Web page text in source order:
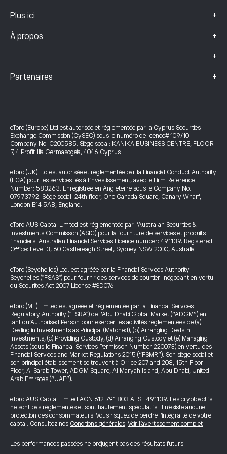
Plus ici +
À propos +
+
Partenaires +
eToro (Europe) Ltd est autorisée et réglementée par la Cyprus Securities
Exchange Commission (CySEC) sous le numéro de licence# 109/10.
Company No. C200585. Siège social: KANIKA BUSINESS CENTRE, FLOOR
7, 4 Profiti Ilia Germasogeia, 4046 Cyprus
eToro (UK) Ltd est autorisée et réglementée par la Financial Conduct Authority
(FCA) pour les services liés à l’investissement, avec le Firm Reference
Number: 583263. Enregistrée en Angleterre sous le Company No.
07973792. Siège social: 24th floor, One Canada Square, Canary Wharf,
London E14 5AB, England.
eToro AUS Capital Limited est réglementée par l’Australian Securities &
Investments Commission (ASIC) pour la fourniture de services et produits
financiers. Australian Financial Services Licence number: 491139. Registered
Office: Level 3, 60 Castlereagh Street, Sydney NSW 2000, Australia
eToro (Seychelles) Ltd. est agréée par la Financial Services Authority
Seychelles ("FSAS") pour fournir des services de courtier-négociant en vertu
du Securities Act 2007 License #SD076
eToro (ME) Limited est agréée et réglementée par la Financial Services
Regulatory Authority ("FSRA") de l’Abu Dhabi Global Market (“ADGM”) en
tant qu’Authorised Person pour exercer les activités réglementées de (a)
Dealing in Investments as Principal (Matched), (b) Arranging Deals in
Investments, (c) Providing Custody, (d) Arranging Custody et (e) Managing
Assets (sous le Financial Services Permission Number 220073) en vertu des
Financial Services and Market Regulations 2015 (“FSMR”). Son siège social et
son principal établissement se trouvent à Office 207 and 208, 15th Floor
Floor, Al Sarab Tower, ADGM Square, Al Maryah Island, Abu Dhabi, United
Arab Emirates (“UAE”).
eToro AUS Capital Limited ACN 612 791 803 AFSL 491139. Les cryptoactifs
ne sont pas réglementés et sont hautement spéculatifs. Il n’existe aucune
protection des consommateurs. Vous risquez de perdre l’intégralité de votre
capital. Consultez nos Conditions générales.Voir l’avertissement complet
Les performances passées ne préjugent pas des résultats futurs.